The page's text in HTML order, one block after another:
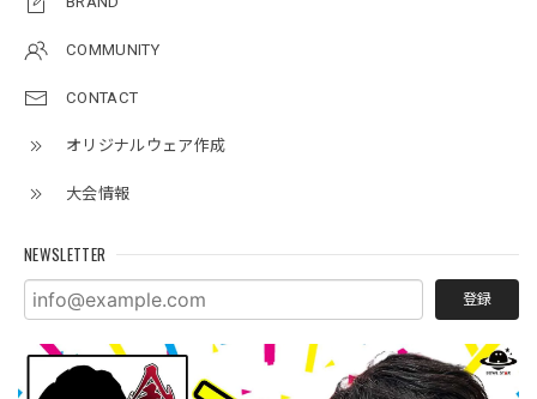
COMMUNITY
CONTACT
オリジナルウェア作成
大会情報
NEWSLETTER
登録